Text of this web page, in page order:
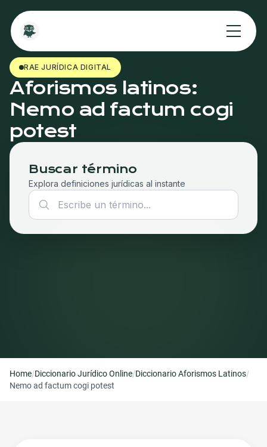
RAE JURÍDICA DIGITAL
Aforismos latinos:
Nemo ad factum cogi
potest
Buscar término
Explora definiciones jurídicas al instante
Home/Diccionario Jurídico Online/Diccionario Aforismos Latinos/
Nemo ad factum cogi potest